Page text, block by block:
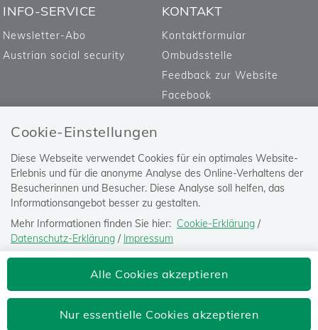
Cookie-Einstellungen
Diese Webseite verwendet Cookies für ein optimales Website-
Erlebnis und für die anonyme Analyse des Online-Verhaltens der
Besucherinnen und Besucher. Diese Analyse soll helfen, das
Informationsangebot besser zu gestalten.
Mehr Informationen finden Sie hier: Cookie-Erklärung /
Datenschutz-Erklärung / Impressum
Die Einstellung können Sie jederzeit auf der Seite "Datenschutz-
" ändern.Alle Cookies akzeptieren
Nur essentielle Cookies akzeptieren
Bediensteter, Eisenbahnen und Bergbau
INFO-SERVICE
Newsletter-Abo
Austrian social security
KONTAKT
Kontaktformular
Ombudsstelle
Feedback zur Website
Facebook